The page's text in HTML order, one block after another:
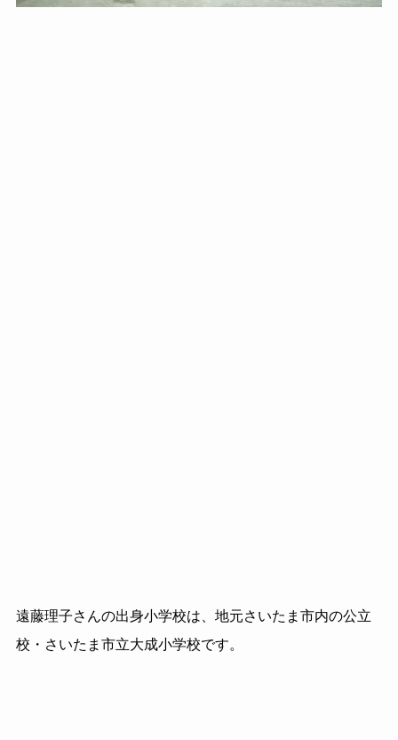
遠藤理子さんの出身小学校は、地元さいたま市内の公立
校・さいたま市立大成小学校です。